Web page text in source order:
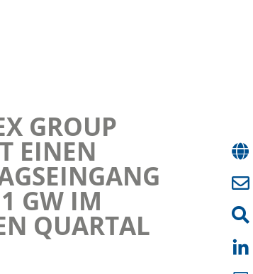
GROUP
EINEN
GW IM
QUARTAL